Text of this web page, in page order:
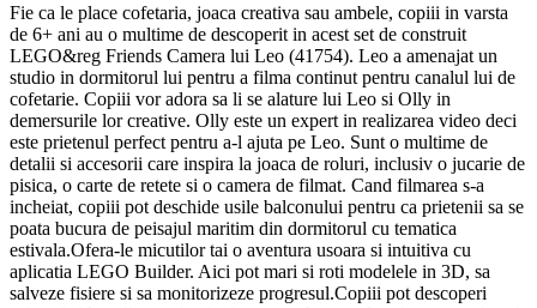
Fie ca le place cofetaria, joaca creativa sau ambele, copiii in varsta
de 6+ ani au o multime de descoperit in acest set de construit
LEGO&reg Friends Camera lui Leo (41754). Leo a amenajat un
studio in dormitorul lui pentru a filma continut pentru canalul lui de
cofetarie. Copiii vor adora sa li se alature lui Leo si Olly in
demersurile lor creative. Olly este un expert in realizarea video deci
este prietenul perfect pentru a-l ajuta pe Leo. Sunt o multime de
detalii si accesorii care inspira la joaca de roluri, inclusiv o jucarie de
pisica, o carte de retete si o camera de filmat. Cand filmarea s-a
incheiat, copiii pot deschide usile balconului pentru ca prietenii sa se
poata bucura de peisajul maritim din dormitorul cu tematica
estivala.Ofera-le micutilor tai o aventura usoara si intuitiva cu
aplicatia LEGO Builder. Aici pot mari si roti modelele in 3D, sa
salveze fisiere si sa monitorizeze progresul.Copiii pot descoperi